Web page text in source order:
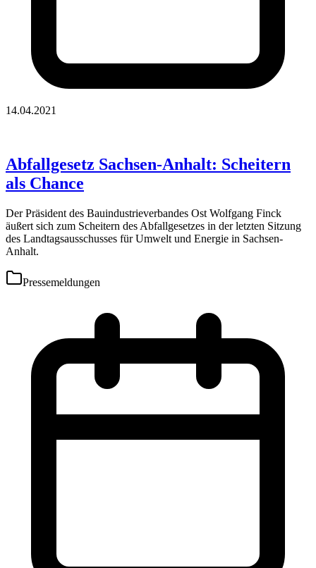
14.04.2021
Abfallgesetz Sachsen-Anhalt: Scheitern
als Chance
Der Präsident des Bauindustrieverbandes Ost Wolfgang Finck
äußert sich zum Scheitern des Abfallgesetzes in der letzten Sitzung
des Landtagsausschusses für Umwelt und Energie in Sachsen-
Anhalt.
Pressemeldungen